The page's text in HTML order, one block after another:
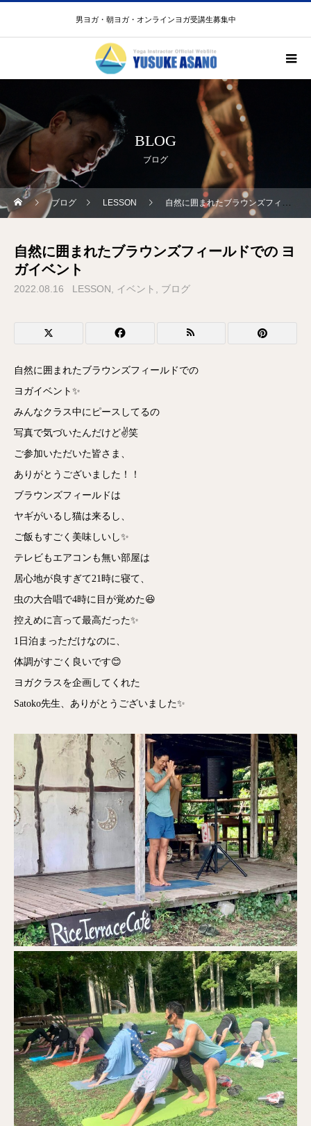
男ヨガ・朝ヨガ・オンラインヨガ受講生募集中
BLOG
ブログ
ブログ LESSON 自然に囲まれたブラウンズフィールドでの ヨガイベント
自然に囲まれたブラウンズフィールドでの ヨ
ガイベント
2022.08.16 LESSON イベント ブログ
自然に囲まれたブラウンズフィールドでの
ヨガイベント✨
みんなクラス中にピースしてるの
写真で気づいたんだけど✌️笑
ご参加いただいた皆さま、
ありがとうございました！！
ブラウンズフィールドは
ヤギがいるし猫は来るし、
ご飯もすごく美味しいし✨
テレビもエアコンも無い部屋は
居心地が良すぎて21時に寝て、
虫の大合唱で4時に目が覚めた😆
控えめに言って最高だった✨
1日泊まっただけなのに、
体調がすごく良いです😊
ヨガクラスを企画してくれた
Satoko先生、ありがとうございました✨